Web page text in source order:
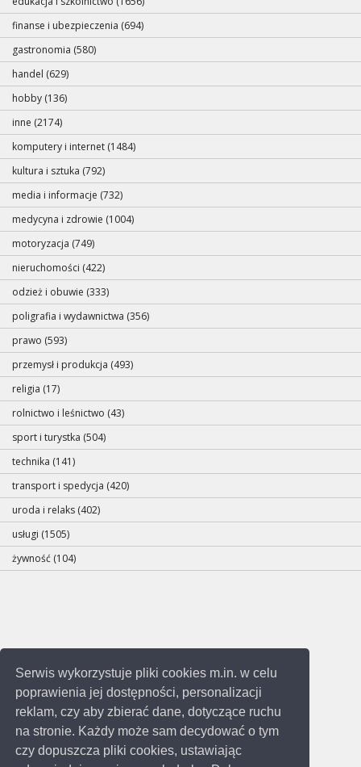
Serwis wykorzystuje pliki cookies m.in. w celu
poprawienia jej dostępności, personalizacji
reklam, czy aby zbierać dane, dotyczące ruchu
na stronie. Każdy może sam decydować o tym
czy dopuszcza pliki cookies, ustawiając
finanse i ubezpieczenia (694)
gastronomia (580)
handel (629)
hobby (136)
inne (2174)
komputery i internet (1484)
kultura i sztuka (792)
media i informacje (732)
medycyna i zdrowie (1004)
motoryzacja (749)
nieruchomości (422)
odzież i obuwie (333)
poligrafia i wydawnictwa (356)
prawo (593)
przemysł i produkcja (493)
religia (17)
rolnictwo i leśnictwo (43)
sport i turystka (504)
technika (141)
transport i spedycja (420)
uroda i relaks (402)
usługi (1505)
żywność (104)